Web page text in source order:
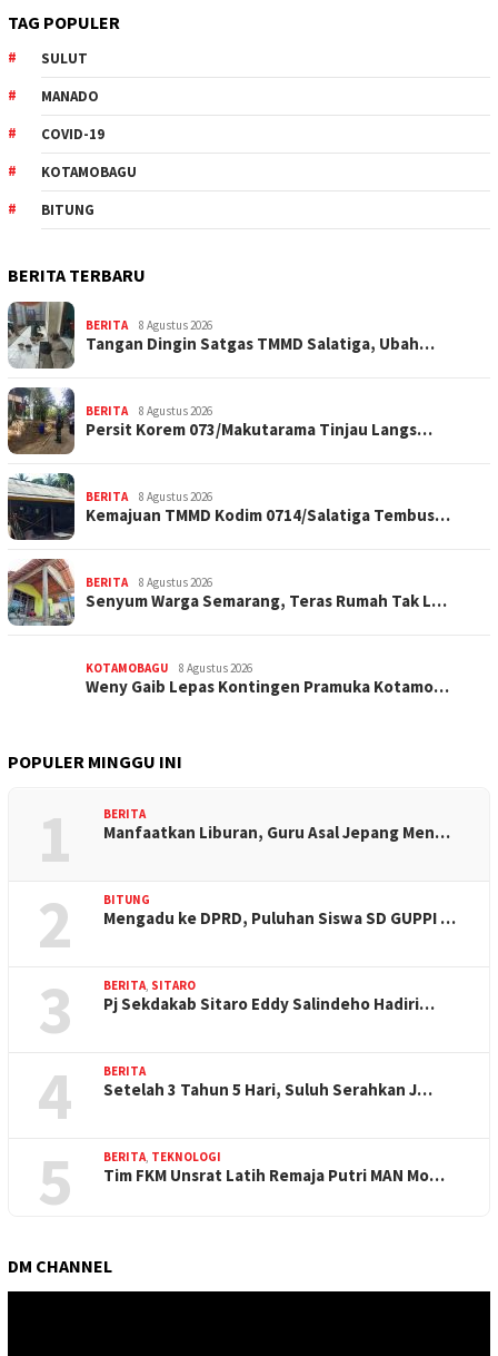
TAG POPULER
SULUT
MANADO
COVID-19
KOTAMOBAGU
BITUNG
BERITA TERBARU
BERITA 8 Agustus 2026
Tangan Dingin Satgas TMMD Salatiga, Ubah…
BERITA 8 Agustus 2026
Persit Korem 073/Makutarama Tinjau Langs…
BERITA 8 Agustus 2026
Kemajuan TMMD Kodim 0714/Salatiga Tembus…
BERITA 8 Agustus 2026
Senyum Warga Semarang, Teras Rumah Tak L…
KOTAMOBAGU 8 Agustus 2026
Weny Gaib Lepas Kontingen Pramuka Kotamo…
POPULER MINGGU INI
1 BERITA
Manfaatkan Liburan, Guru Asal Jepang Men…
2 BITUNG
Mengadu ke DPRD, Puluhan Siswa SD GUPPI …
3 BERITA, SITARO
Pj Sekdakab Sitaro Eddy Salindeho Hadiri…
4 BERITA
Setelah 3 Tahun 5 Hari, Suluh Serahkan J…
5 BERITA, TEKNOLOGI
Tim FKM Unsrat Latih Remaja Putri MAN Mo…
DM CHANNEL